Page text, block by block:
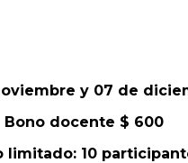
y 07 de
Bono docente $ 600
limitado: 10